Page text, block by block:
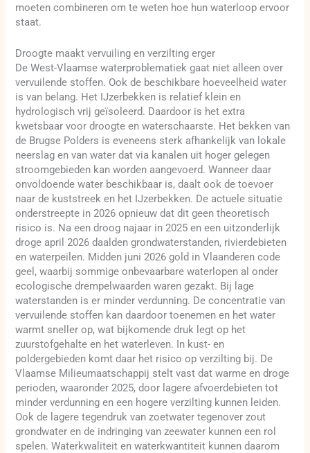
moeten combineren om te weten hoe hun waterloop ervoor
staat.
Droogte maakt vervuiling en verzilting erger
De West-Vlaamse waterproblematiek gaat niet alleen over
vervuilende stoffen. Ook de beschikbare hoeveelheid water
is van belang. Het IJzerbekken is relatief klein en
hydrologisch vrij geïsoleerd. Daardoor is het extra
kwetsbaar voor droogte en waterschaarste. Het bekken van
de Brugse Polders is eveneens sterk afhankelijk van lokale
neerslag en van water dat via kanalen uit hoger gelegen
stroomgebieden kan worden aangevoerd. Wanneer daar
onvoldoende water beschikbaar is, daalt ook de toevoer
naar de kuststreek en het IJzerbekken. De actuele situatie
onderstreepte in 2026 opnieuw dat dit geen theoretisch
risico is. Na een droog najaar in 2025 en een uitzonderlijk
droge april 2026 daalden grondwaterstanden, rivierdebieten
en waterpeilen. Midden juni 2026 gold in Vlaanderen code
geel, waarbij sommige onbevaarbare waterlopen al onder
ecologische drempelwaarden waren gezakt. Bij lage
waterstanden is er minder verdunning. De concentratie van
vervuilende stoffen kan daardoor toenemen en het water
warmt sneller op, wat bijkomende druk legt op het
zuurstofgehalte en het waterleven. In kust- en
poldergebieden komt daar het risico op verzilting bij. De
Vlaamse Milieumaatschappij stelt vast dat warme en droge
perioden, waaronder 2025, door lagere afvoerdebieten tot
minder verdunning en een hogere verzilting kunnen leiden.
Ook de lagere tegendruk van zoetwater tegenover zout
grondwater en de indringing van zeewater kunnen een rol
spelen. Waterkwaliteit en waterkwantiteit kunnen daarom